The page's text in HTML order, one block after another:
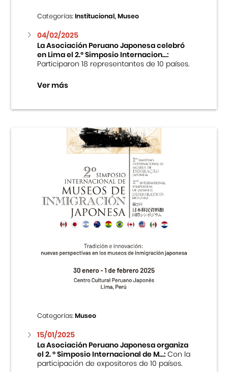
Categorías:Institucional, Museo
04/02/2025
La Asociación Peruano Japonesa celebró
en Lima el 2.º Simposio Internacion...:
Participaron 18 representantes de 10 países.
Ver más
Categorías:Museo
15/01/2025
La Asociación Peruano Japonesa organiza
el 2. ° Simposio Internacional de M...:Con la
participación de expositores de 10 países.